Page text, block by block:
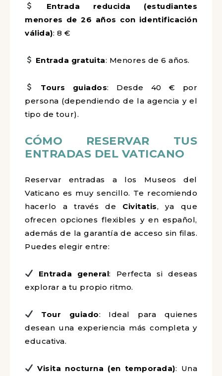
Entrada reducida (estudiantes
menores de 26 años con identificación
válida): 8 €
Entrada gratuita: Menores de 6 años.
Tours guiados: Desde 40 € por
persona (dependiendo de la agencia y el
tipo de tour).
CÓMO RESERVAR TUS
ENTRADAS DEL VATICANO
Reservar entradas a los Museos del
Vaticano es muy sencillo. Te recomiendo
hacerlo a través de Civitatis, ya que
ofrecen opciones flexibles y en español,
además de la garantía de acceso sin filas.
Puedes elegir entre:
Entrada general: Perfecta si deseas
explorar a tu propio ritmo.
Tour guiado: Ideal para quienes
desean una experiencia más completa y
educativa.
Visita nocturna (en temporada): Una